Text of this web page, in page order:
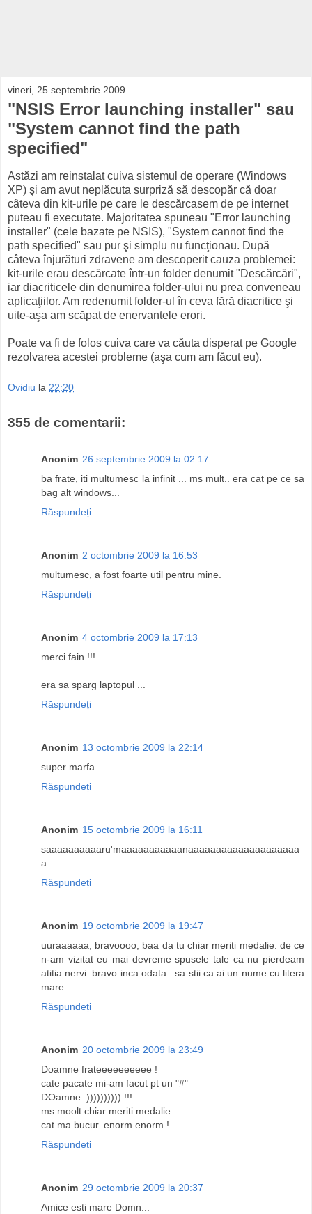
vineri, 25 septembrie 2009
"NSIS Error launching installer" sau
"System cannot find the path
specified"
Astăzi am reinstalat cuiva sistemul de operare (Windows
XP) şi am avut neplăcuta surpriză să descopăr că doar
câteva din kit-urile pe care le descărcasem de pe internet
puteau fi executate. Majoritatea spuneau "Error launching
installer" (cele bazate pe NSIS), "System cannot find the
path specified" sau pur şi simplu nu funcţionau. După
câteva înjurături zdravene am descoperit cauza problemei:
kit-urile erau descărcate într-un folder denumit "Descărcări",
iar diacriticele din denumirea folder-ului nu prea conveneau
aplicaţiilor. Am redenumit folder-ul în ceva fără diacritice şi
uite-aşa am scăpat de enervantele erori.
Poate va fi de folos cuiva care va căuta disperat pe Google
rezolvarea acestei probleme (aşa cum am făcut eu).
Ovidiu la 22:20
355 de comentarii:
Anonim 26 septembrie 2009 la 02:17
ba frate, iti multumesc la infinit ... ms mult.. era cat pe ce sa
bag alt windows...
Răspundeți
Anonim 2 octombrie 2009 la 16:53
multumesc, a fost foarte util pentru mine.
Răspundeți
Anonim 4 octombrie 2009 la 17:13
merci fain !!!
era sa sparg laptopul ...
Răspundeți
Anonim 13 octombrie 2009 la 22:14
super marfa
Răspundeți
Anonim 15 octombrie 2009 la 16:11
saaaaaaaaaaru'maaaaaaaaaaanaaaaaaaaaaaaaaaaaaaa
a
Răspundeți
Anonim 19 octombrie 2009 la 19:47
uuraaaaaa, bravoooo, baa da tu chiar meriti medalie. de ce
n-am vizitat eu mai devreme spusele tale ca nu pierdeam
atitia nervi. bravo inca odata . sa stii ca ai un nume cu litera
mare.
Răspundeți
Anonim 20 octombrie 2009 la 23:49
Doamne frateeeeeeeeee !
cate pacate mi-am facut pt un "#"
DOamne :)))))))))) !!!
ms moolt chiar meriti medalie....
cat ma bucur..enorm enorm !
Răspundeți
Anonim 29 octombrie 2009 la 20:37
Amice esti mare Domn...